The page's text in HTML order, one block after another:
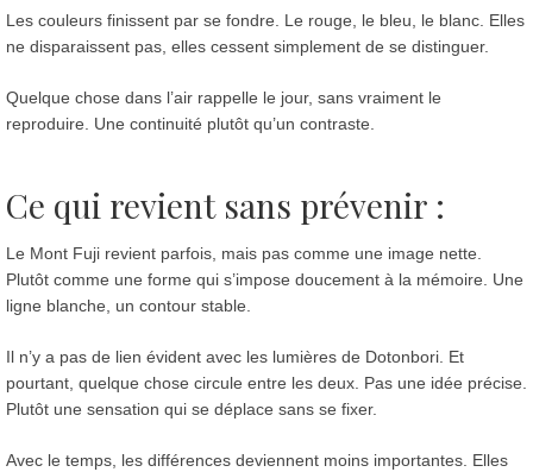
Les couleurs finissent par se fondre. Le rouge, le bleu, le blanc. Elles
ne disparaissent pas, elles cessent simplement de se distinguer.
Quelque chose dans l’air rappelle le jour, sans vraiment le
reproduire. Une continuité plutôt qu’un contraste.
Ce qui revient sans prévenir :
Le Mont Fuji revient parfois, mais pas comme une image nette.
Plutôt comme une forme qui s’impose doucement à la mémoire. Une
ligne blanche, un contour stable.
Il n’y a pas de lien évident avec les lumières de Dotonbori. Et
pourtant, quelque chose circule entre les deux. Pas une idée précise.
Plutôt une sensation qui se déplace sans se fixer.
Avec le temps, les différences deviennent moins importantes. Elles